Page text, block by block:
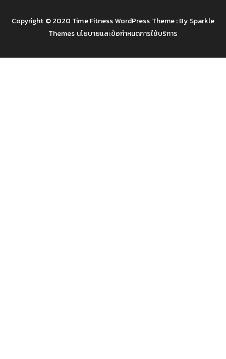
Copyright © 2020 Time Fitness WordPress Theme : By Sparkle
Themes นโยบายและข้อกำหนดการใช้บริการ